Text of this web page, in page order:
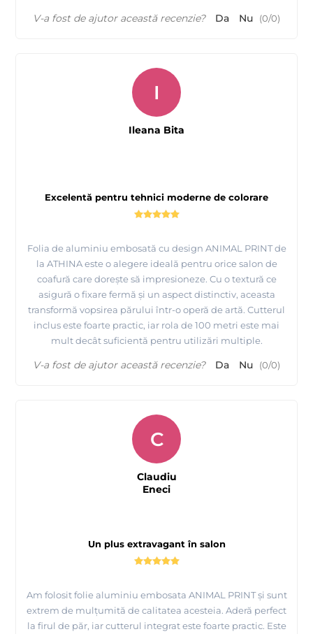
V-a fost de ajutor această recenzie? Da Nu (0/0)
Excelentă pentru tehnici moderne de colorare
Folia de aluminiu embosată cu design ANIMAL PRINT de
la ATHINA este o alegere ideală pentru orice salon de
coafură care dorește să impresioneze. Cu o textură ce
asigură o fixare fermă și un aspect distinctiv, aceasta
transformă vopsirea părului într-o operă de artă. Cutterul
inclus este foarte practic, iar rola de 100 metri este mai
mult decât suficientă pentru utilizări multiple.
I
Ileana Bita
V-a fost de ajutor această recenzie? Da Nu (0/0)
Un plus extravagant în salon
Am folosit folie aluminiu embosata ANIMAL PRINT și sunt
extrem de mulțumită de calitatea acesteia. Aderă perfect
la firul de păr, iar cutterul integrat este foarte practic. Este
C
Claudiu
Eneci